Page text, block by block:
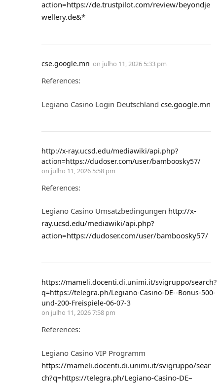
action=https://de.trustpilot.com/review/beyondje
wellery.de&*
cse.google.mn on julho 11, 2026 5:33 pm
References:
Legiano Casino Login Deutschland cse.google.mn
http://x-ray.ucsd.edu/mediawiki/api.php?
action=https://dudoser.com/user/bamboosky57/
on julho 11, 2026 5:58 pm
References:
Legiano Casino Umsatzbedingungen http://x-
ray.ucsd.edu/mediawiki/api.php?
action=https://dudoser.com/user/bamboosky57/
https://mameli.docenti.di.unimi.it/svigruppo/search?
q=https://telegra.ph/Legiano-Casino-DE--Bonus-500-
und-200-Freispiele-06-07-3
on julho 11, 2026 7:58 pm
References:
Legiano Casino VIP Programm
https://mameli.docenti.di.unimi.it/svigruppo/sear
ch?q=https://telegra.ph/Legiano-Casino-DE–